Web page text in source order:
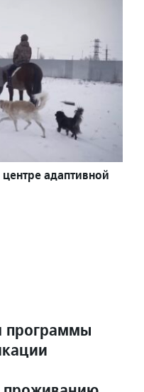
адаптивной
программы